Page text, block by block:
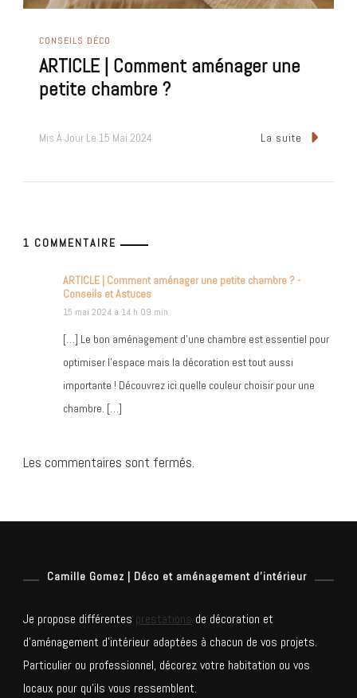
CONSEILS DÉCO
ARTICLE | Comment aménager une
petite chambre ?
Mis À Jour Le 15 Mai 2024 La suite
1 COMMENTAIRE
ARTICLE | Comment aménager une petite chambre ? -
Conseils et Astuces
15 mai 2024 à 14 h 09 min
[…] Le bon aménagement d’une chambre est essentiel pour
optimiser l’espace mais la décoration est tout aussi
importante ! Découvrez ici quelle couleur choisir pour une
chambre. […]
Les commentaires sont fermés.
Camille Gomez | Déco et aménagement d’intérieur
Je propose différentes prestations de décoration et
d’aménagement d’intérieur adaptées à chacun de vos projets.
Particulier ou professionnel, décorez votre habitation ou vos
locaux pour qu’ils vous ressemblent.